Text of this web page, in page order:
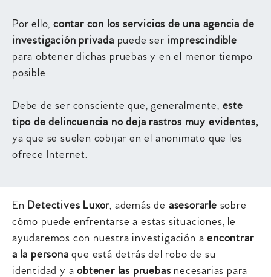
Por ello, contar con los servicios de una agencia de
investigación privada puede ser imprescindible
para obtener dichas pruebas y en el menor tiempo
posible.
Debe de ser consciente que, generalmente, este
tipo de delincuencia no deja rastros muy evidentes,
ya que se suelen cobijar en el anonimato que les
ofrece Internet.
En Detectives Luxor, además de asesorarle sobre
cómo puede enfrentarse a estas situaciones, le
ayudaremos con nuestra investigación aencontrar
a la persona que está detrás del robo de su
identidad y aobtener las pruebas necesarias para